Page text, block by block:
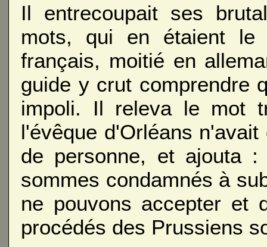
Il entrecoupait ses
mots, qui en étaient le
français, moitié en
guide y crut comprendre
impoli. Il releva le mot
l'évêque d'Orléans
de personne, et ajouta
sommes condamnés à
ne pouvons accepter et
procédés des Prussiens